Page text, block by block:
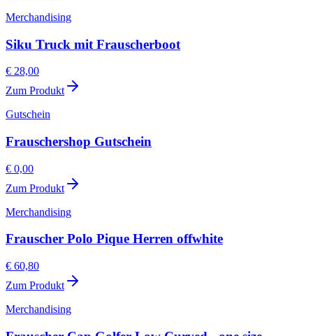
Merchandising
Siku Truck mit Frauscherboot
€ 28,00
Zum Produkt
Gutschein
Frauschershop Gutschein
€ 0,00
Zum Produkt
Merchandising
Frauscher Polo Pique Herren offwhite
€ 60,80
Zum Produkt
Merchandising